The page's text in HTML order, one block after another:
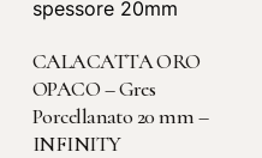
CALACATTA ORO
OPACO – Gres
Porcellanato 20 mm –
INFINITY